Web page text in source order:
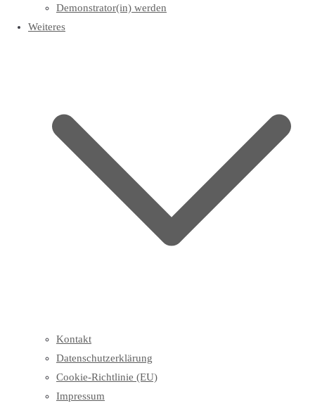
Demonstrator(in) werden
Weiteres
Kontakt
Datenschutzerklärung
Cookie-Richtlinie (EU)
Impressum